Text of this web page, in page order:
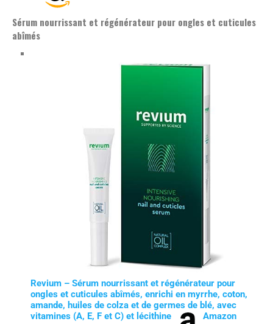
Sérum nourrissant et régénérateur pour ongles et cuticules
abîmés
Revium – Sérum nourrissant et régénérateur pour
ongles et cuticules abîmés, enrichi en myrrhe, coton,
amande, huiles de colza et de germes de blé, avec
vitamines (A, E, F et C) et lécithine
Amazon